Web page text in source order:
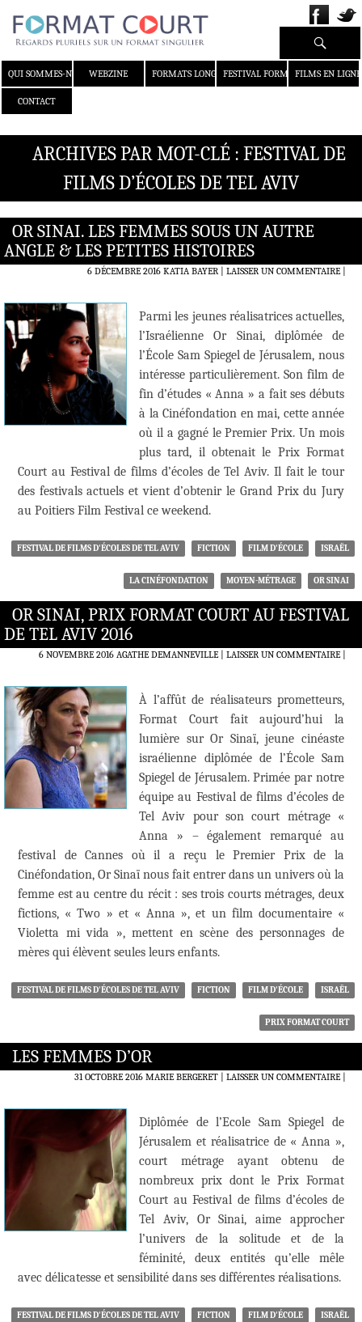
QUI SOMMES-NOUS ?WEBZINE FORMATS LONGS FESTIVAL FORMAT COURT
FILMS EN LIGNE
CONTACT
Recherche
ARCHIVES PAR MOT-CLÉ : FESTIVAL DE
FILMS D’ÉCOLES DE TEL AVIV
OR SINAI. LES FEMMES SOUS UN AUTRE
ANGLE & LES PETITES HISTOIRES
6 DÉCEMBRE 2016 KATIA BAYER LAISSER UN COMMENTAIRE|
Parmi les jeunes réalisatrices actuelles,
l’Israélienne Or Sinai, diplômée de
l’École Sam Spiegel de Jérusalem, nous
intéresse particulièrement. Son film de
fin d’études « Anna » a fait ses débuts
à la Cinéfondation en mai, cette année
où il a gagné le Premier Prix. Un mois
plus tard, il obtenait le Prix Format
Court au Festival de films d’écoles de Tel Aviv. Il fait le tour
des festivals actuels et vient d’obtenir le Grand Prix du Jury
au Poitiers Film Festival ce weekend.
FESTIVAL DE FILMS D'ÉCOLES DE TEL AVIV FICTION FILM D'ÉCOLE ISRAËL
LA CINÉFONDATION MOYEN-MÉTRAGE OR SINAI
OR SINAI, PRIX FORMAT COURT AU FESTIVAL
DE TEL AVIV 2016
6 NOVEMBRE 2016 AGATHE DEMANNEVILLE LAISSER UN COMMENTAIRE|
À l’affût de réalisateurs prometteurs,
Format Court fait aujourd’hui la
lumière sur Or Sinaï, jeune cinéaste
israélienne diplômée de l’École Sam
Spiegel de Jérusalem. Primée par notre
équipe au Festival de films d’écoles de
Tel Aviv pour son court métrage «
Anna » – également remarqué au
festival de Cannes où il a reçu le Premier Prix de la
Cinéfondation, Or Sinaï nous fait entrer dans un univers où la
femme est au centre du récit : ses trois courts métrages, deux
fictions, « Two » et « Anna », et un film documentaire «
Violetta mi vida », mettent en scène des personnages de
mères qui élèvent seules leurs enfants.
FESTIVAL DE FILMS D'ÉCOLES DE TEL AVIV FICTION FILM D'ÉCOLE ISRAËL
PRIX FORMAT COURT
LES FEMMES D’OR
31 OCTOBRE 2016 MARIE BERGERET LAISSER UN COMMENTAIRE|
Diplômée de l’Ecole Sam Spiegel de
Jérusalem et réalisatrice de « Anna »,
court métrage ayant obtenu de
nombreux prix dont le Prix Format
Court au Festival de films d’écoles de
Tel Aviv, Or Sinai, aime approcher
l’univers de la solitude et de la
féminité, deux entités qu’elle mêle
avec délicatesse et sensibilité dans ses différentes réalisations.
FESTIVAL DE FILMS D'ÉCOLES DE TEL AVIV FICTION FILM D'ÉCOLE ISRAËL